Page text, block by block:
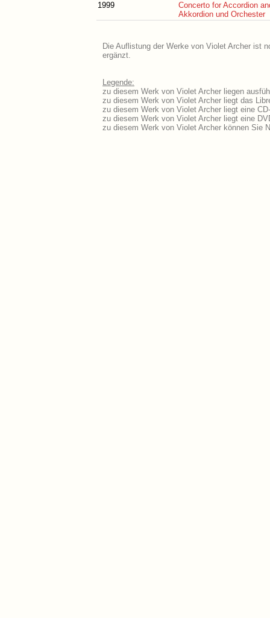
1999
Concerto for Accordion
Akkordion und Orchester
Die Auflistung der Werke von Violet Archer ist
ergänzt.
Legende:
zu diesem Werk von Violet Archer liegen
zu diesem Werk von Violet Archer liegt das
zu diesem Werk von Violet Archer liegt eine
zu diesem Werk von Violet Archer liegt eine
zu diesem Werk von Violet Archer können Sie